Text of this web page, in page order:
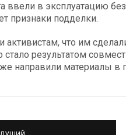
ввели в эксплуатацию
признаки подделки.
что им
стало результатом
направили материалы в